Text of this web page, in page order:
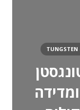
TUNGSTEN